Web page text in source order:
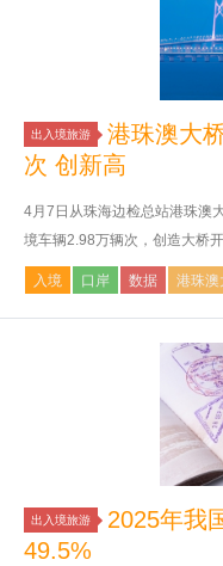
出入境旅游
港珠澳大
次 创新高
4月7日从珠海边检总站港珠澳
境车辆2.98万辆次，创造大桥
入境 口岸 数据 港珠澳
出入境旅游
2025年我
49.5%